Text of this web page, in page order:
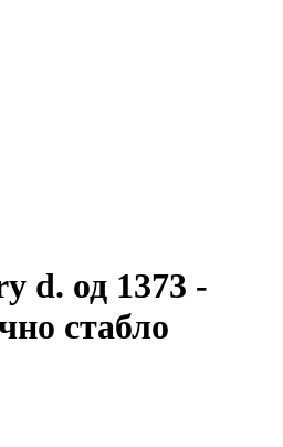
d. од 1373 -
стабло